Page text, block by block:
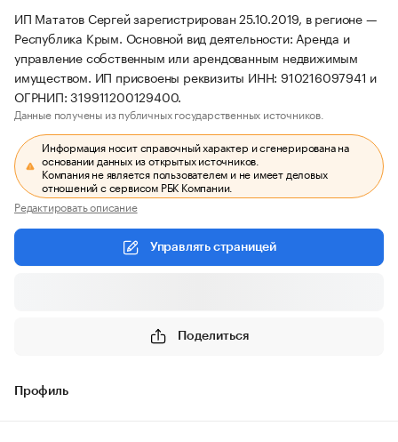
ИП Мататов Сергей зарегистрирован 25.10.2019, в регионе —
Республика Крым. Основной вид деятельности: Аренда и
управление собственным или арендованным недвижимым
имуществом. ИП присвоены реквизиты ИНН: 910216097941 и
ОГРНИП: 319911200129400.
Данные получены из публичных государственных источников.
Информация носит справочный характер и сгенерирована на
основании данных из открытых источников.
Компания не является пользователем и не имеет деловых
отношений с сервисом РБК Компании.
Редактировать описание
Управлять страницей
Поделиться
Профиль